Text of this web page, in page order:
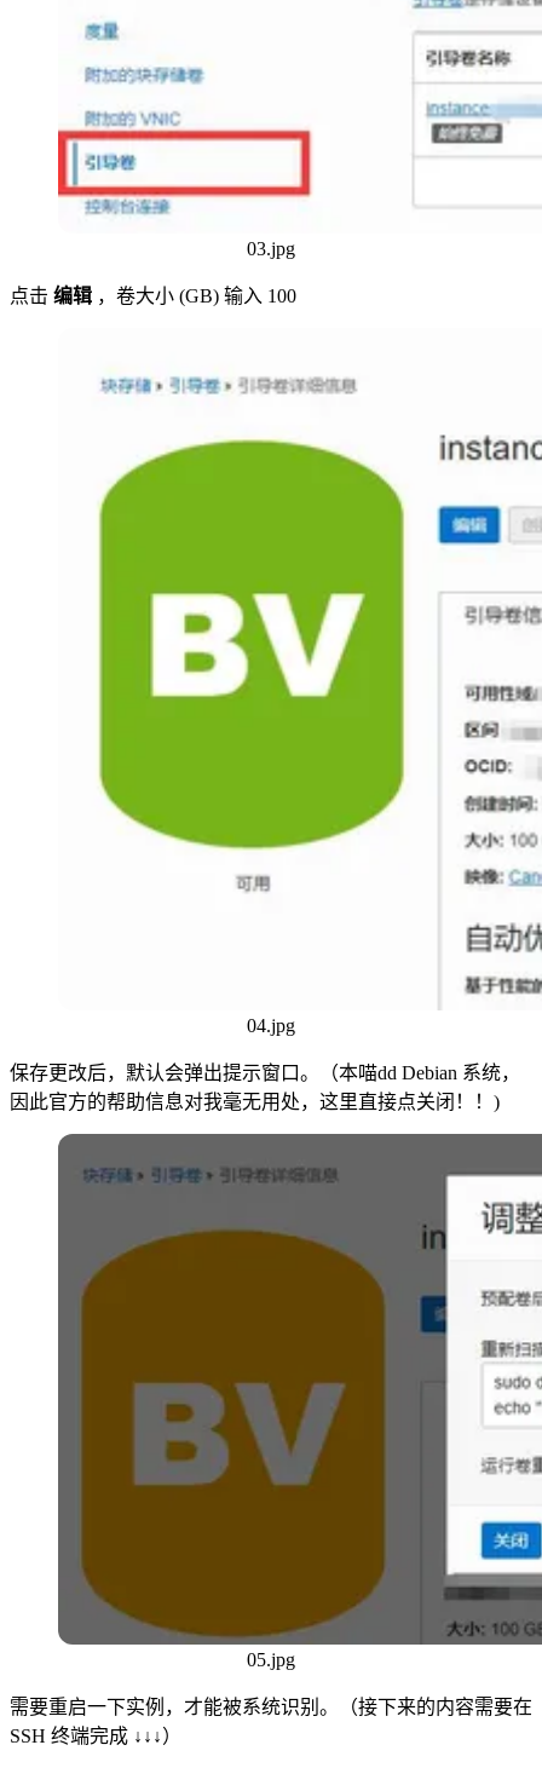
03.jpg
点击 编辑 ，卷大小 (GB) 输入 100
04.jpg
保存更改后，默认会弹出提示窗口。（本喵dd Debian 系统，
因此官方的帮助信息对我毫无用处，这里直接点关闭！！)
05.jpg
需要重启一下实例，才能被系统识别。（接下来的内容需要在
SSH 终端完成 ↓↓↓）